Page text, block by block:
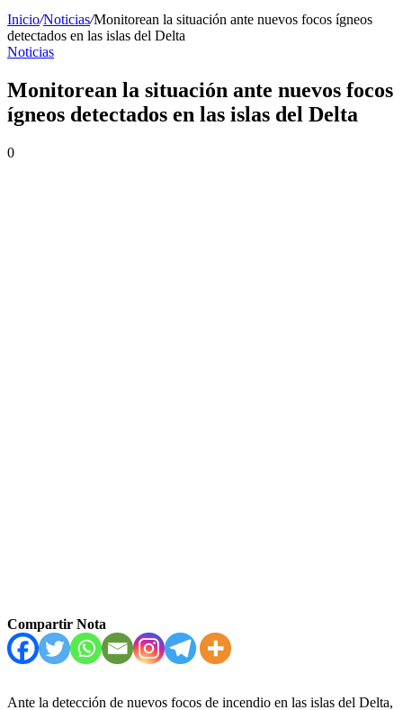
Inicio/Noticias/Monitorean la situación ante nuevos focos ígneos
detectados en las islas del Delta
Noticias
Monitorean la situación ante nuevos focos
ígneos detectados en las islas del Delta
0
Compartir Nota
Ante la detección de nuevos focos de incendio en las islas del Delta,